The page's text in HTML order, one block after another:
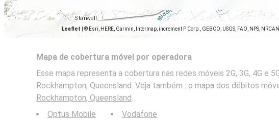
Leaflet © Esri, HERE, Garmin, Intermap, increment P Corp., GEBCO, USGS, FAO, NPS,
Mapa de cobertura móvel por operadora
Esse mapa representa a cobertura nas redes móveis 2G, 3G, 4G e
Rockhampton, Queensland. Veja também : o mapa dos débitos
Rockhampton, Queensland.
Optus Mobile
Vodafone